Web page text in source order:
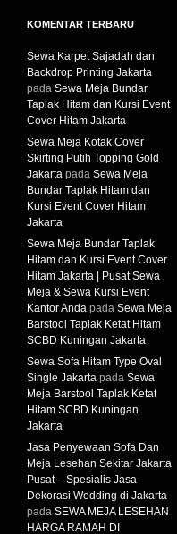
KOMENTAR TERBARU
Sewa Karpet Sajadah dan
Backdrop Printing Jakarta
pada Sewa Meja Bundar
Taplak Hitam dan Kursi Event
Cover Hitam Jakarta
Sewa Meja Kotak Cover
Skirting Putih Topping Gold
Jakarta pada Sewa Meja
Bundar Taplak Hitam dan
Kursi Event Cover Hitam
Jakarta
Sewa Meja Bundar Taplak
Hitam dan Kursi Event Cover
Hitam Jakarta | Pusat Sewa
Meja & Sewa Kursi Event
Kantor Anda pada Sewa Meja
Barstool Taplak Ketat Hitam
SCBD Kuningan Jakarta
Sewa Sofa Hitam Type Oval
Single Jakarta pada Sewa
Meja Barstool Taplak Ketat
Hitam SCBD Kuningan
Jakarta
Jasa Penyewaan Sofa Dan
Meja Lesehan Sekitar Jakarta
Pusat – Spesialis Jasa
Dekorasi Wedding di Jakarta
pada SEWA MEJA LESEHAN
HARGA RAMAH DI